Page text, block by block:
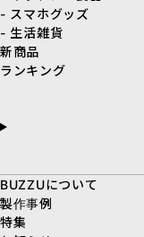
- スマホグッズ
- 生活雑貨
新商品
ランキング
BUZZUについて
製作事例
特集